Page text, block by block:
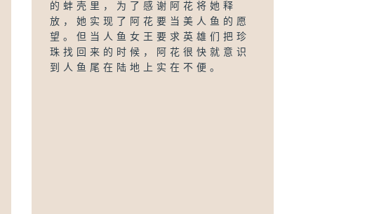
的蚌壳里，为了感谢阿花将她释
放，她实现了阿花要当美人鱼的愿
望。但当人鱼女王要求英雄们把珍
珠找回来的时候，阿花很快就意识
到人鱼尾在陆地上实在不便。